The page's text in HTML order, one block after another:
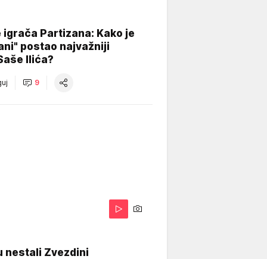
igrača Partizana: Kako je
postao najvažniji
Ilića?
9
nestali Zvezdini